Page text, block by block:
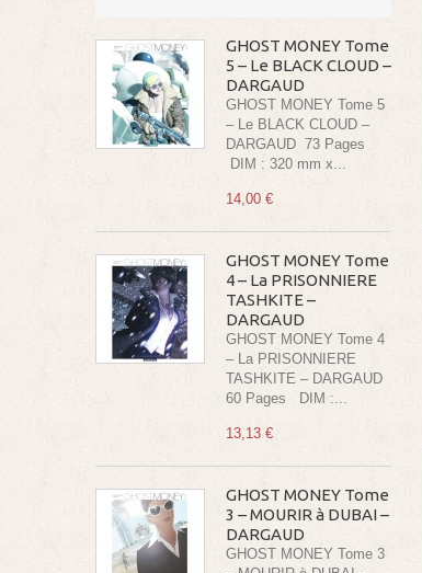
GHOST MONEY Tome
5 – Le BLACK CLOUD –
DARGAUD
GHOST MONEY Tome 5
– Le BLACK CLOUD –
DARGAUD 73 Pages
DIM : 320 mm x...
14,00 €
GHOST MONEY Tome
4 – La PRISONNIERE
TASHKITE –
DARGAUD
GHOST MONEY Tome 4
– La PRISONNIERE
TASHKITE – DARGAUD
60 Pages DIM :...
13,13 €
GHOST MONEY Tome
3 – MOURIR à DUBAI –
DARGAUD
GHOST MONEY Tome 3